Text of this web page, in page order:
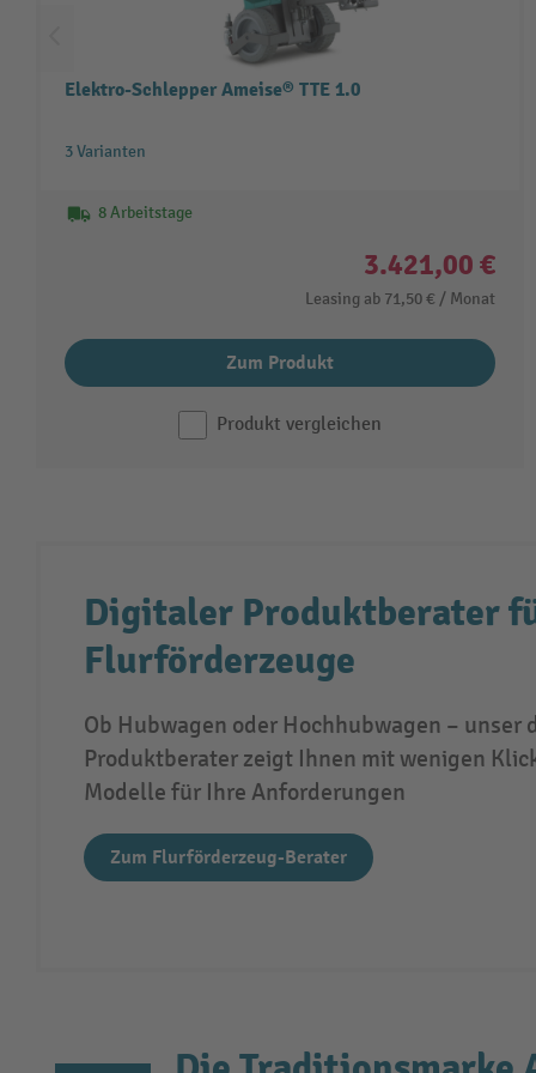
Elektro-Schlepper Ameise® TTE 1.0
3 Varianten
8 Arbeitstage
3.421,00 €
Leasing ab 71,50 € / Monat
Zum Produkt
Produkt vergleichen
Digitaler Produktberater
Flurförderzeuge
Ob Hubwagen oder Hochhubwagen – unser
Produktberater zeigt Ihnen mit wenigen
Modelle für Ihre Anforderungen
Zum Flurförderzeug-Berater